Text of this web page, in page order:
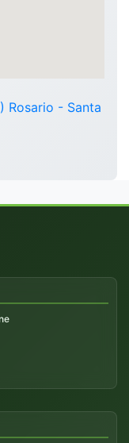
Rosario - Santa